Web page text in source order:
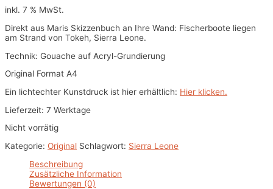
inkl. 7 % MwSt.
Direkt aus Maris Skizzenbuch an Ihre Wand: Fischerboote liegen
am Strand von Tokeh, Sierra Leone.
Technik: Gouache auf Acryl-Grundierung
Original Format A4
Ein lichtechter Kunstdruck ist hier erhältlich: Hier klicken.
Lieferzeit: 7 Werktage
Nicht vorrätig
Kategorie: Original Schlagwort: Sierra Leone
Beschreibung
Zusätzliche Information
Bewertungen (0)